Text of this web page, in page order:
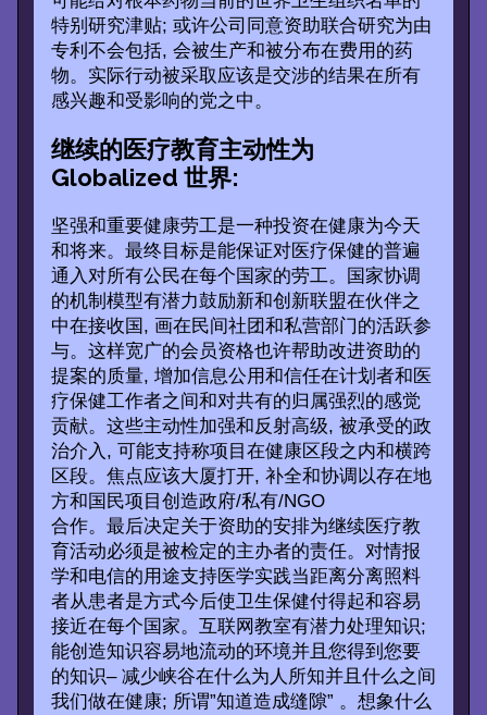
特别研究津贴; 或许公司同意资助联合研究为由
专利不会包括, 会被生产和被分布在费用的药
物。实际行动被采取应该是交涉的结果在所有
感兴趣和受影响的党之中。
继续的医疗教育主动性为
Globalized 世界:
坚强和重要健康劳工是一种投资在健康为今天
和将来。最终目标是能保证对医疗保健的普遍
通入对所有公民在每个国家的劳工。国家协调
的机制模型有潜力鼓励新和创新联盟在伙伴之
中在接收国, 画在民间社团和私营部门的活跃参
与。这样宽广的会员资格也许帮助改进资助的
提案的质量, 增加信息公用和信任在计划者和医
疗保健工作者之间和对共有的归属强烈的感觉
贡献。这些主动性加强和反射高级, 被承受的政
治介入, 可能支持称项目在健康区段之内和横跨
区段。焦点应该大厦打开, 补全和协调以存在地
方和国民项目创造政府/私有/NGO
合作。最后决定关于资助的安排为继续医疗教
育活动必须是被检定的主办者的责任。对情报
学和电信的用途支持医学实践当距离分离照料
者从患者是方式今后使卫生保健付得起和容易
接近在每个国家。互联网教室有潜力处理知识;
能创造知识容易地流动的环境并且您得到您要
的知识– 减少峡谷在什么为人所知并且什么之间
我们做在健康; 所谓”知道造成缝隙” 。想象什么